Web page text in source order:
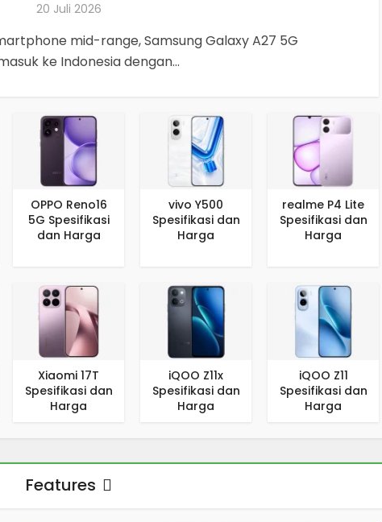
20 Juli 2026
mid-range, Samsung Galaxy A27 5G
ke Indonesia dengan...
OPPO Reno16
5G Spesifikasi
dan Harga
vivo Y500
Spesifikasi dan
Harga
realme P4 Lite
Spesifikasi dan
Harga
Xiaomi 17T
Spesifikasi dan
Harga
iQOO Z11x
Spesifikasi dan
Harga
iQOO Z11
Spesifikasi dan
Harga
Features